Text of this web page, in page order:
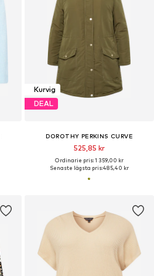
Kurvig
DEAL
DOROTHY PERKINS CURVE
525,85 kr
Ordinarie pris: 1 359,00 kr
Senaste lägsta pris:485,40 kr